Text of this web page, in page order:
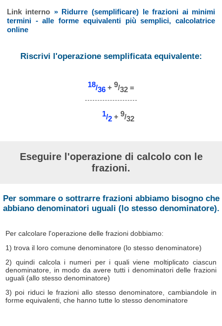
Link interno » Ridurre (semplificare) le frazioni ai minimi
termini - alle forme equivalenti più semplici, calcolatrice
online
Riscrivi l'operazione semplificata equivalente:
18/36 + 9/32 =
1/2 + 9/32
Eseguire l'operazione di calcolo con le
frazioni.
Per sommare o sottrarre frazioni abbiamo bisogno che
abbiano denominatori uguali (lo stesso denominatore).
Per calcolare l'operazione delle frazioni dobbiamo:
1) trova il loro comune denominatore (lo stesso denominatore)
2) quindi calcola i numeri per i quali viene moltiplicato ciascun
denominatore, in modo da avere tutti i denominatori delle frazioni
uguali (allo stesso denominatore)
3) poi riduci le frazioni allo stesso denominatore, cambiandole in
forme equivalenti, che hanno tutte lo stesso denominatore